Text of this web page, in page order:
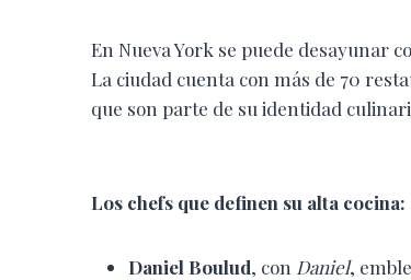
En Nueva York se puede desayunar
La ciudad cuenta con más de 70
que son parte de su identidad
Los chefs que definen su alta cocina:
Daniel Boulud, con Daniel,